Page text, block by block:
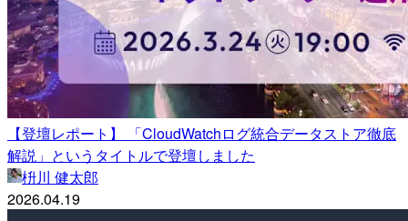
【登壇レポート】 「CloudWatchログ統合データストア徹底
解説」というタイトルで登壇しました
枡川 健太郎
2026.04.19